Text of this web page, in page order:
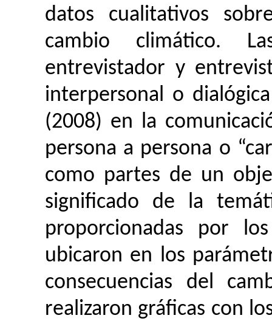
datos cualitativos
cambio climático.
entrevistador y
interpersonal o
(2008) en la
persona a persona o
como partes de un
significado de la
proporcionadas por
ubicaron en los
consecuencias del
realizaron gráficas con